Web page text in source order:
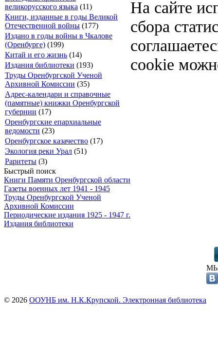
великорусского языка (11)
Книги, изданные в годы Великой
Отечественной войны (177)
Издано в годы войны в Чкалове
(Оренбурге) (199)
Китай и его жизнь (14)
Издания библиотеки (193)
Труды Оренбургской Ученой
Архивной Комиссии (35)
Адрес-календари и справочные
(памятные) книжки Оренбургской
губернии (17)
Оренбургские епархиальные
ведомости (23)
Оренбургское казачество (17)
Экология реки Урал (51)
Раритеты (3)
Быстрый поиск
Книги Памяти Оренбургской области
Газеты военных лет 1941 - 1945
Труды Оренбургской Ученой
Архивной Комиссии
Периодические издания 1925 - 1947 г.
Издания библиотеки
На сайте
сбора
cookie
© 2026 ООУНБ им. Н.К.Крупской. Электронная библиотека